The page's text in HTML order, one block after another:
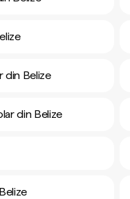
din Belize
din Belize